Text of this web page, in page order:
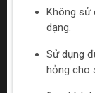
Không sử
dạng.
Sử dụng
hỏng cho